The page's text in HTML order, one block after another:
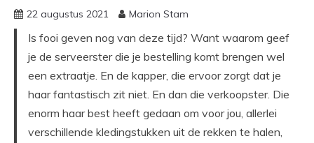
22 augustus 2021 Marion Stam
Is fooi geven nog van deze tijd? Want waarom geef
je de serveerster die je bestelling komt brengen wel
een extraatje. En de kapper, die ervoor zorgt dat je
haar fantastisch zit niet. En dan die verkoopster. Die
enorm haar best heeft gedaan om voor jou, allerlei
verschillende kledingstukken uit de rekken te halen,